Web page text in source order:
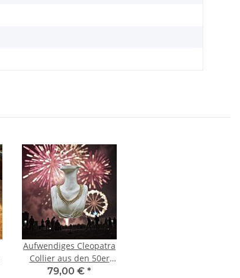
Aufwendiges Cleopatra
Collier aus den 50er
Jahren - neuwertig
79,00 € *